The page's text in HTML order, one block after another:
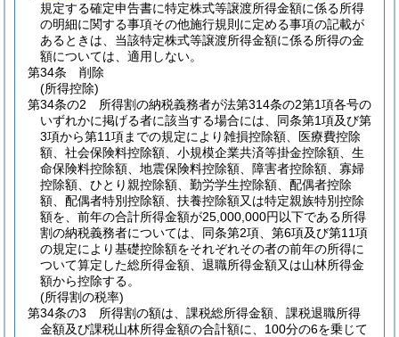
規定する確定申告書に特定株式等譲渡所得金額に係る所得
の明細に関する事項その他施行規則に定める事項の記載が
あるときは、当該特定株式等譲渡所得金額に係る所得の金
額については、適用しない。
第34条
削除
(所得控除)
第34条の2
所得割の納税義務者が法第314条の2第1項各号の
いずれかに掲げる者に該当する場合には、同条第1項及び第
3項から第11項までの規定により雑損控除額、医療費控除
額、社会保険料控除額、小規模企業共済等掛金控除額、生
命保険料控除額、地震保険料控除額、障害者控除額、寡婦
控除額、ひとり親控除額、勤労学生控除額、配偶者控除
額、配偶者特別控除額、扶養控除額又は特定親族特別控除
額を、前年の合計所得金額が25,000,000円以下である所得
割の納税義務者については、同条第2項、第6項及び第11項
の規定により基礎控除額をそれぞれその者の前年の所得に
ついて算定した総所得金額、退職所得金額又は山林所得金
額から控除する。
(所得割の税率)
第34条の3
所得割の額は、課税総所得金額、課税退職所得
金額及び課税山林所得金額の合計額に、100分の6を乗じて